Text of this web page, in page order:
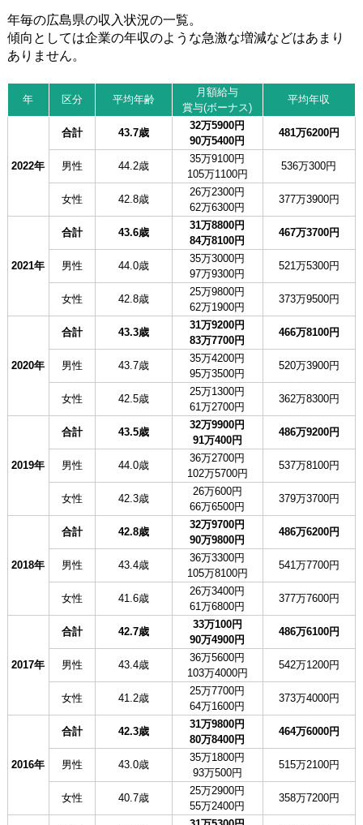
年毎の広島県の収入状況の一覧。
傾向としては企業の年収のような急激な増減などはあまり
ありません。
年 区分 平均年齢
月額給与
賞与(ボーナス)
平均年収
2022年
合計 43.7歳
32万5900円
90万5400円
481万6200円
男性 44.2歳
35万9100円
105万1100円
536万300円
女性 42.8歳
26万2300円
62万6300円
377万3900円
2021年
合計 43.6歳
31万8800円
84万8100円
467万3700円
男性 44.0歳
35万3000円
97万9300円
521万5300円
女性 42.8歳
25万9800円
62万1900円
373万9500円
2020年
合計 43.3歳
31万9200円
83万7700円
466万8100円
男性 43.7歳
35万4200円
95万3500円
520万3900円
女性 42.5歳
25万1300円
61万2700円
362万8300円
2019年
合計 43.5歳
32万9900円
91万400円
486万9200円
男性 44.0歳
36万2700円
102万5700円
537万8100円
女性 42.3歳
26万600円
66万6500円
379万3700円
2018年
合計 42.8歳
32万9700円
90万9800円
486万6200円
男性 43.4歳
36万3300円
105万8100円
541万7700円
女性 41.6歳
26万3400円
61万6800円
377万7600円
2017年
合計 42.7歳
33万100円
90万4900円
486万6100円
男性 43.4歳
36万5600円
103万4000円
542万1200円
女性 41.2歳
25万7700円
64万1600円
373万4000円
2016年
合計 42.3歳
31万9800円
80万8400円
464万6000円
男性 43.0歳
35万1800円
93万500円
515万2100円
女性 40.7歳
25万2900円
55万2400円
358万7200円